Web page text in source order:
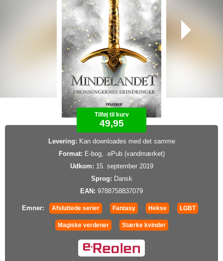
Tilføj til kurv
49,95
Levering: Kan downloades med det samme
Format: E-bog, .ePub (vandmærket)
Udkom: 15. september 2019
Sprog: Dansk
EAN: 9788758837079
Emner: Afsluttede serier Fantasy Hekse LGBT
Magiske verdener Stærke kvinder